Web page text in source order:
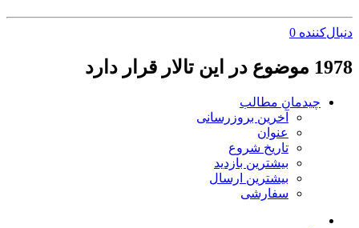
دنبال‌کننده 0
1978 موضوع در این تالار قرار دارد
چیدمان مطالب
آخرین بروزرسانی
عنوان
تاریخ شروع
بیشترین بازدید
بیشترین ارسال
سفارشی